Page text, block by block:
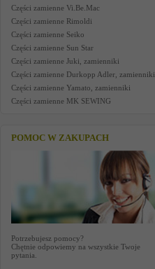
Części zamienne Vi.Be.Mac
Części zamienne Rimoldi
Części zamienne Seiko
Części zamienne Sun Star
Części zamienne Juki, zamienniki
Części zamienne Durkopp Adler, zamienniki
Części zamienne Yamato, zamienniki
Części zamienne MK SEWING
POMOC W ZAKUPACH
Potrzebujesz pomocy?
Chętnie odpowiemy na wszystkie Twoje
pytania.